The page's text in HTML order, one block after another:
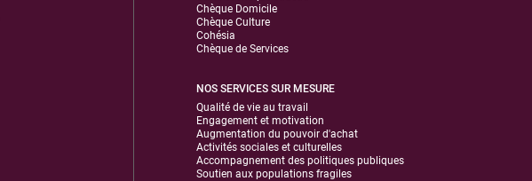
Chèque Domicile
Chèque Culture
Cohésia
Chèque de Services
NOS SERVICES SUR MESURE
Qualité de vie au travail
Engagement et motivation
Augmentation du pouvoir d'achat
Activités sociales et culturelles
Accompagnement des politiques publiques
Soutien aux populations fragiles